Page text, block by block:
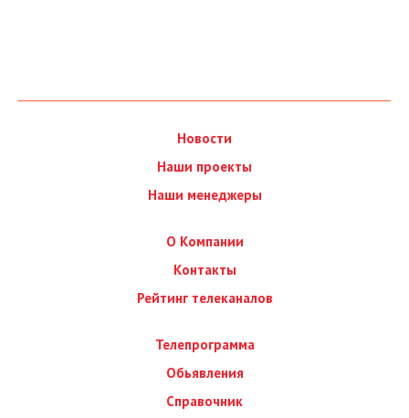
Новости
Наши проекты
Наши менеджеры
О Компании
Контакты
Рейтинг телеканалов
Телепрограмма
Обьявления
Справочник